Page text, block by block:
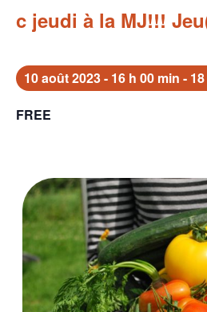
c jeudi à la MJ!!!
10 août 2023 - 16 h 00 min -
FREE